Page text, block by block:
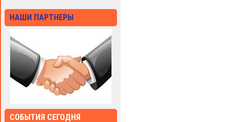
НАШИ ПАРТНЕРЫ
СОБЫТИЯ СЕГОДНЯ